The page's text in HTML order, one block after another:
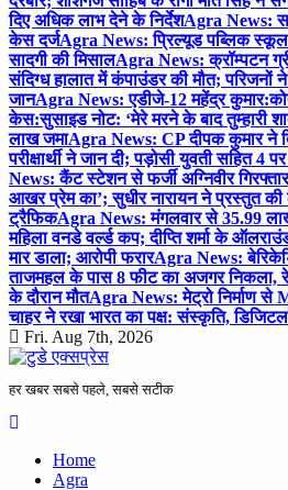
दिए अधिक लाभ देने के निर्देशAgra News:
केस दर्जAgra News: प्रिल्यूड पब्लिक स्कूल
सादगी की मिसालAgra News: क्रॉम्पटन
संदिग्ध हालात में कंपाउंडर की मौत;
जानAgra News: एडीजे-12 महेंद्र
केस:सुसाइड नोट: ‘मेरे मरने के बाद तुम्हारी
लाख जमाAgra News: CP दीपक कुमार ने
परीक्षार्थी ने जान दी; पड़ोसी युवती सहित 4
News: कैंट स्टेशन से फर्जी अग्निवीर
आखर प्रेम का’; सुधीर नारायन ने प्रस्तुत की
ट्रैफिकAgra News: मंगलवार से 35.99
महिला वनडे वर्ल्ड कप; दीप्ति शर्मा के
मार डाला; आरोपी फरारAgra News:
ताजमहल के पास 8 फीट का अजगर निकला,
के दौरान मौतAgra News: मेट्रो निर्माण से
चाहर ने रखा भारत का पक्ष: संस्कृति,
Fri. Aug 7th, 2026
हर खबर सबसे पहले, सबसे सटीक
Home
Agra